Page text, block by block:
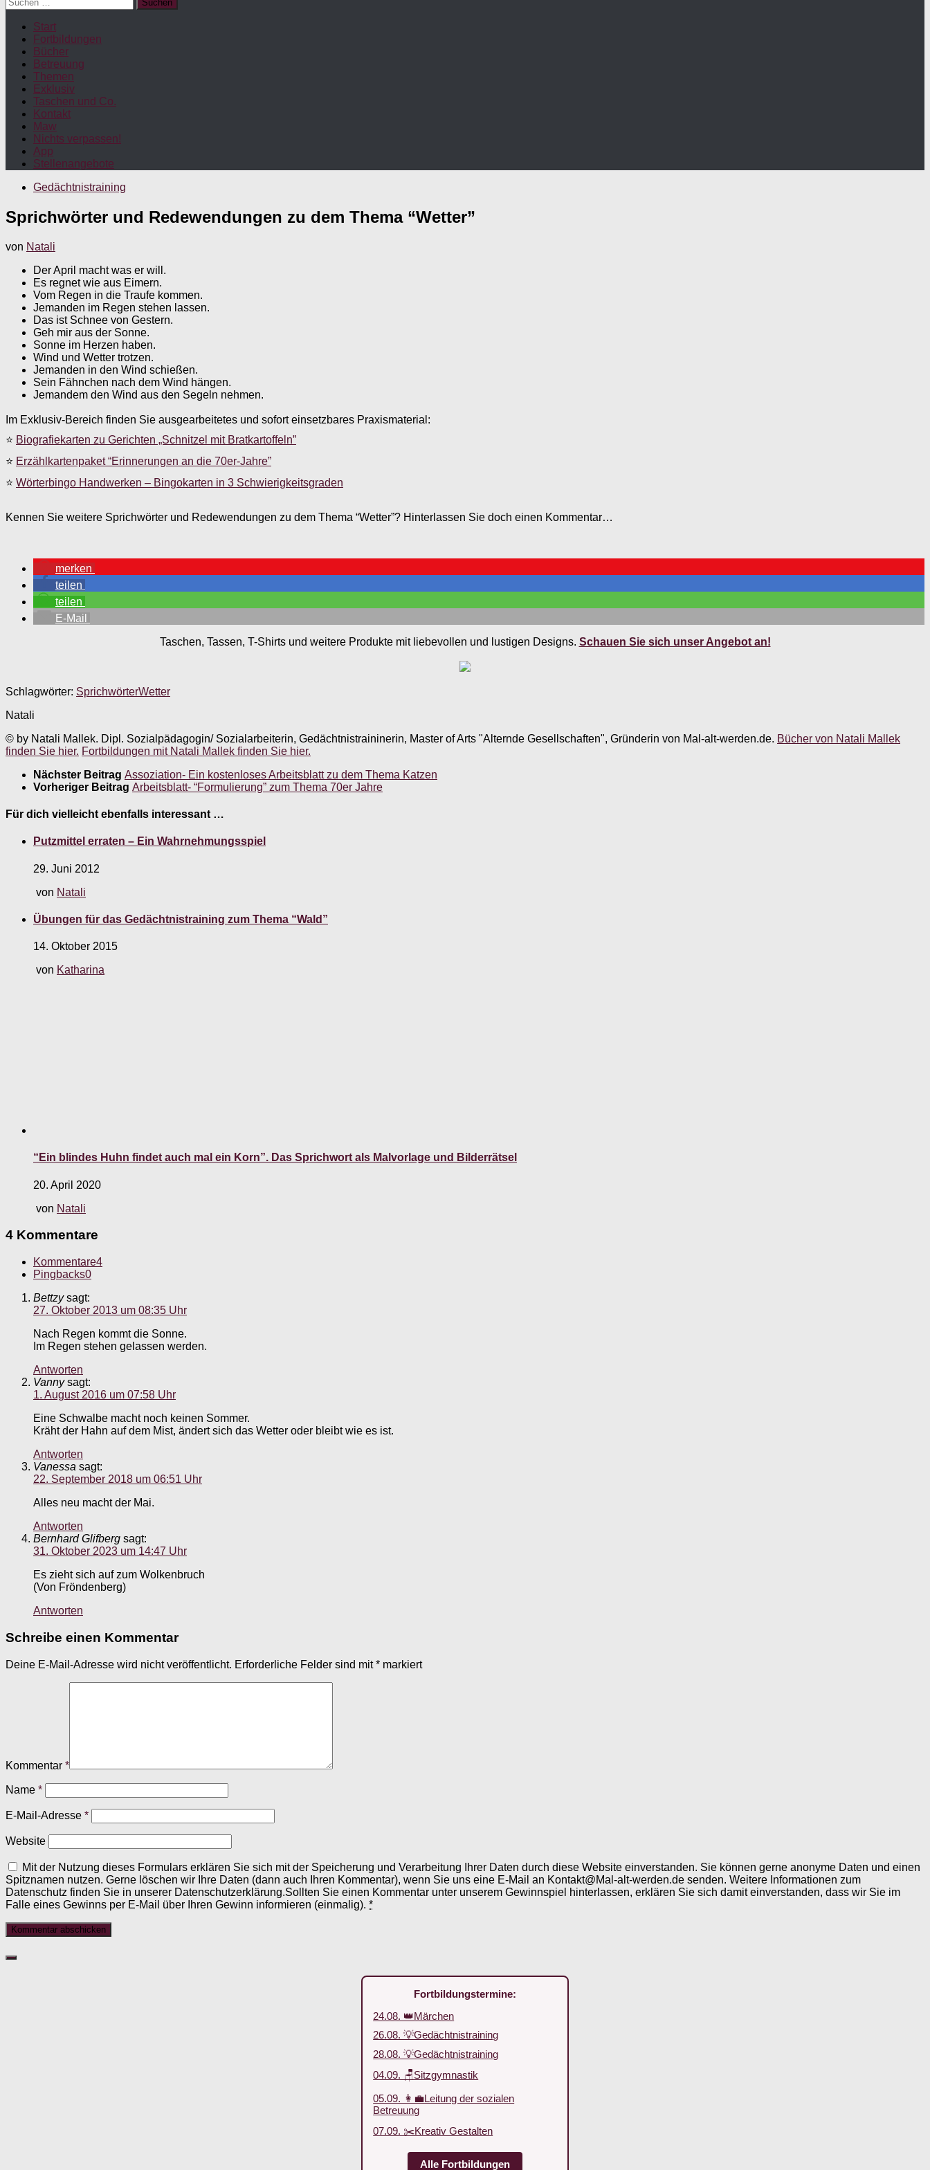
nach:
Start
Fortbildungen
Bücher
Betreuung
Themen
Exklusiv
Taschen und Co.
Kontakt
Maw
Nichts verpassen!
App
Stellenangebote
Gedächtnistraining
Sprichwörter und Redewendungen zu dem Thema “Wetter”
von Natali
Der April macht was er will.
Es regnet wie aus Eimern.
Vom Regen in die Traufe kommen.
Jemanden im Regen stehen lassen.
Das ist Schnee von Gestern.
Geh mir aus der Sonne.
Sonne im Herzen haben.
Wind und Wetter trotzen.
Jemanden in den Wind schießen.
Sein Fähnchen nach dem Wind hängen.
Jemandem den Wind aus den Segeln nehmen.
Im Exklusiv-Bereich finden Sie ausgearbeitetes und sofort einsetzbares Praxismaterial:
⭐ Biografiekarten zu Gerichten „Schnitzel mit Bratkartoffeln”
⭐ Erzählkartenpaket “Erinnerungen an die 70er-Jahre”
⭐ Wörterbingo Handwerken – Bingokarten in 3 Schwierigkeitsgraden
Kennen Sie weitere Sprichwörter und Redewendungen zu dem Thema “Wetter”? Hinterlassen Sie doch einen Kommentar…
merken
teilen
teilen
E-Mail
Taschen, Tassen, T-Shirts und weitere Produkte mit liebevollen und lustigen Designs. Schauen Sie sich unser Angebot an!
Schlagwörter: SprichwörterWetter
Natali
© by Natali Mallek. Dipl. Sozialpädagogin/ Sozialarbeiterin, Gedächtnistraininerin, Master of Arts "Alternde Gesellschaften", Gründerin von Mal-alt-werden.de. Bücher von Natali Mallek
finden Sie hier. Fortbildungen mit Natali Mallek finden Sie hier.
Nächster Beitrag Assoziation- Ein kostenloses Arbeitsblatt zu dem Thema Katzen
Vorheriger Beitrag Arbeitsblatt- “Formulierung” zum Thema 70er Jahre
Für dich vielleicht ebenfalls interessant …
Putzmittel erraten – Ein Wahrnehmungsspiel
29. Juni 2012
von Natali
Übungen für das Gedächtnistraining zum Thema “Wald”
14. Oktober 2015
von Katharina
“Ein blindes Huhn findet auch mal ein Korn”. Das Sprichwort als Malvorlage und Bilderrätsel
20. April 2020
von Natali
4 Kommentare
Kommentare4
Pingbacks0
Bettzy sagt:
27. Oktober 2013 um 08:35 Uhr
Nach Regen kommt die Sonne.
Im Regen stehen gelassen werden.
Antworten
Vanny sagt:
1. August 2016 um 07:58 Uhr
Eine Schwalbe macht noch keinen Sommer.
Kräht der Hahn auf dem Mist, ändert sich das Wetter oder bleibt wie es ist.
Antworten
Vanessa sagt:
22. September 2018 um 06:51 Uhr
Alles neu macht der Mai.
Antworten
Bernhard Glifberg sagt:
31. Oktober 2023 um 14:47 Uhr
Es zieht sich auf zum Wolkenbruch
(Von Fröndenberg)
Antworten
Schreibe einen Kommentar
Deine E-Mail-Adresse wird nicht veröffentlicht. Erforderliche Felder sind mit* markiert
Kommentar *
Name *
E-Mail-Adresse *
Website
Mit der Nutzung dieses Formulars erklären Sie sich mit der Speicherung und Verarbeitung Ihrer Daten durch diese Website einverstanden. Sie können gerne anonyme Daten und einen
Spitznamen nutzen. Gerne löschen wir Ihre Daten (dann auch Ihren Kommentar), wenn Sie uns eine E-Mail an Kontakt@Mal-alt-werden.de senden. Weitere Informationen zum
Datenschutz finden Sie in unserer Datenschutzerklärung.Sollten Sie einen Kommentar unter unserem Gewinnspiel hinterlassen, erklären Sie sich damit einverstanden, dass wir Sie im
Falle eines Gewinns per E-Mail über Ihren Gewinn informieren (einmalig). *
Fortbildungstermine:
24.08. 👑Märchen
26.08. 💡Gedächtnistraining
28.08. 💡Gedächtnistraining
04.09. 🪑Sitzgymnastik
05.09. 👩‍💼Leitung der sozialen
Betreuung
07.09. ✂️Kreativ Gestalten
Alle Fortbildungen